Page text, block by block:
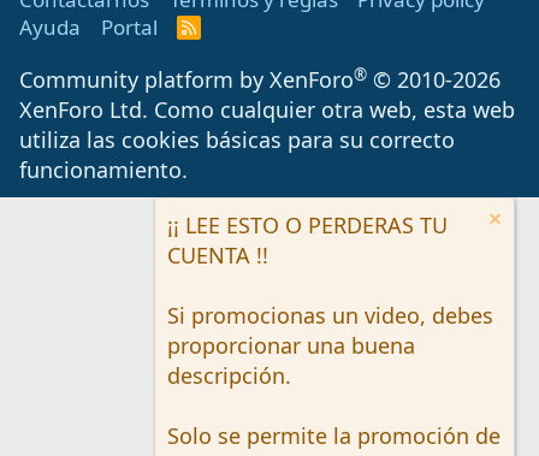
Ayuda
Portal
R
S
Community platform by XenForo® © 2010-2026
XenForo Ltd. Como cualquier otra web, esta web
utiliza las cookies básicas para su correcto
funcionamiento.
¡¡ LEE ESTO O PERDERAS TU
CUENTA !!
Si promocionas un video, debes
proporcionar una buena
descripción.
Solo se permite la promoción de